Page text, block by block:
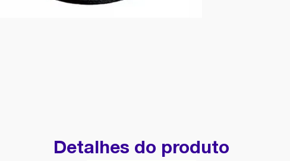
Detalhes do produto